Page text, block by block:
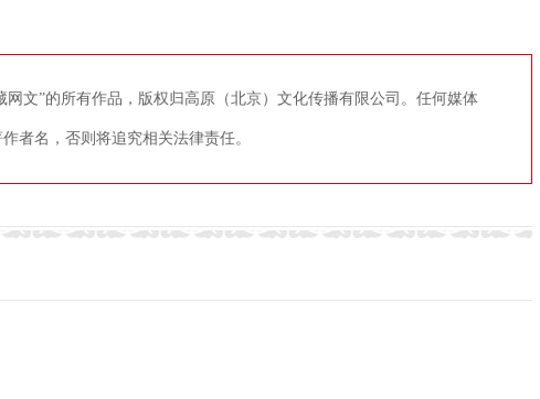
网文”的所有作品，版权归高原（北京）文化传播有限公司。任何媒体
者名，否则将追究相关法律责任。